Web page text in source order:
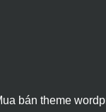
bán theme